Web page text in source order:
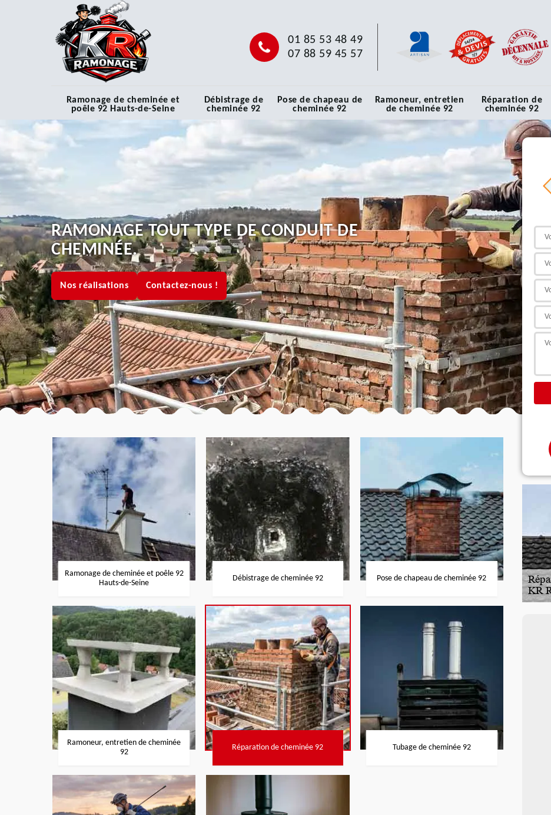
01 85 53 48 49
07 88 59 45 57
Ramonage de cheminée et
poêle 92 Hauts-de-Seine
Débistrage de
cheminée 92
Pose de chapeau de
cheminée 92
Ramoneur, entretien
de cheminée 92
Réparation de
cheminée 92
RAMONAGE TOUT TYPE DE CONDUIT DE
CHEMINÉE.
Nos réalisations Contactez-nous !
Ramonage de cheminée et poêle 92
Hauts-de-Seine
Débistrage de cheminée 92 Pose de chapeau de cheminée 92
Ramoneur, entretien de cheminée
92
Réparation de cheminée 92 Tubage de cheminée 92